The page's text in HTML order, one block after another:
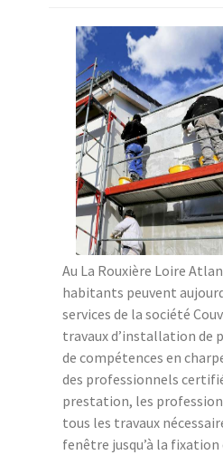
Au La Rouxière Loire
habitants peuvent
services de la société
travaux d’installation de
de compétences en
des professionnels
prestation, les
tous les travaux
fenêtre jusqu’à la fixation